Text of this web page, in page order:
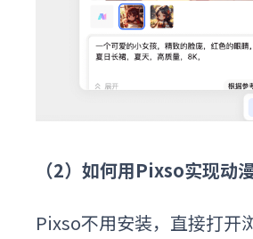
（2）如何用Pixso实现动
Pixso不用安装，直接打开